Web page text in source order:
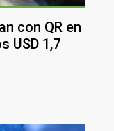
con QR en
USD 1,7